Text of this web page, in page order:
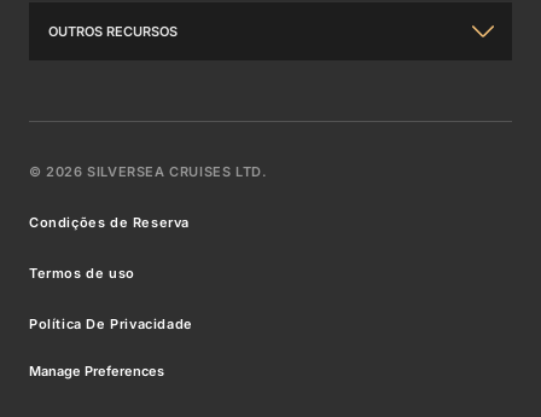
Prémios Internacionais
Nossos Parceiros Em Luxo
Carreiras de Silversea
Comunicados de Imprensa
Modern Slavery Statement
Subscrever-se para receber ofertas
Informações Gerais
Requisitos De Viagem
Pacotes Wifi
Perguntas Frequentes (FAQss)
O que levar
Silver Shore Baggage Valet
OUTROS RECURSOS
©2026 SILVERSEA CRUISES LTD.
Condições de Reserva
Termos de uso
Política De Privacidade
Manage Preferences
Registe-
se
para
receber